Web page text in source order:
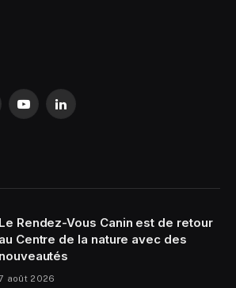
YouTubeLinkedIn
Le Rendez-Vous Canin est de retour
au Centre de la nature avec des
nouveautés
août 2026